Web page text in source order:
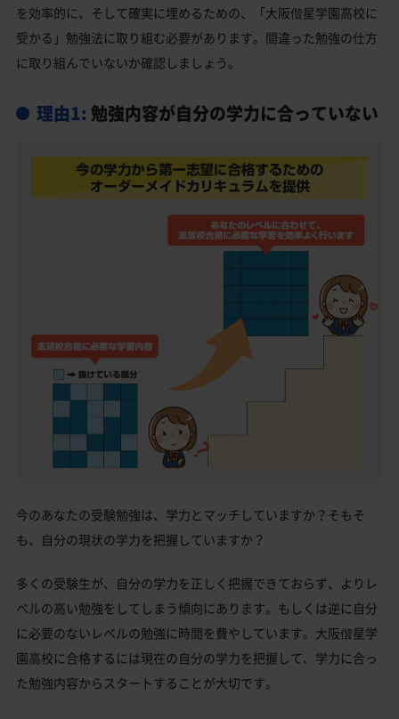
覧
大阪市生野区の他の私立高校
大阪偕星学園高校受験生からのよくある質問
を効率的に、そして確実に埋めるための、「大阪偕星学園高校に
受かる」勉強法に取り組む必要があります。間違った勉強の仕方
に取り組んでいないか確認しましょう。
理由1: 勉強内容が自分の学力に合っていない
今のあなたの受験勉強は、学力とマッチしていますか？そもそ
も、自分の現状の学力を把握していますか？
多くの受験生が、自分の学力を正しく把握できておらず、よりレ
ベルの高い勉強をしてしまう傾向にあります。もしくは逆に自分
に必要のないレベルの勉強に時間を費やしています。大阪偕星学
園高校に合格するには現在の自分の学力を把握して、学力に合っ
た勉強内容からスタートすることが大切です。